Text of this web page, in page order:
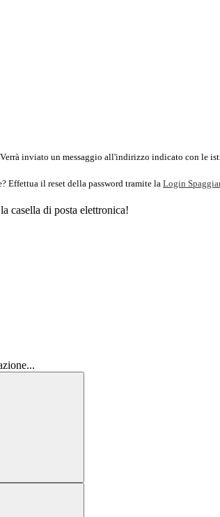
Verrà inviato un messaggio all'indirizzo indicato con le
Effettua il reset della password tramite la Login
casella di posta elettronica!